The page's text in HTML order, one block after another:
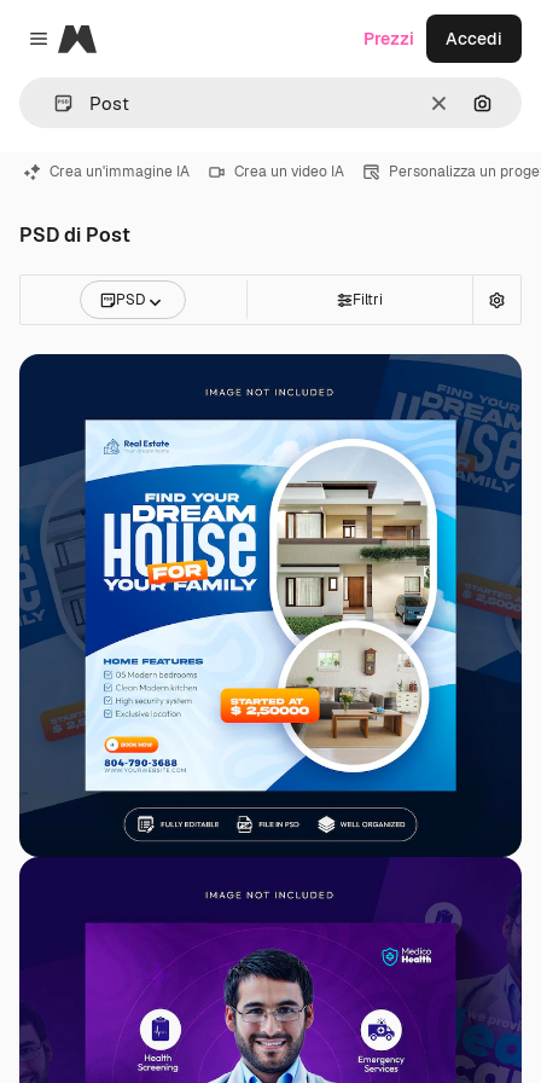
Close menu
Magnific
CancellaCerca
Prezzi Accedi
Crea un'immagine IA Crea un video IA Personalizza un
PSD di Post
PSD Filtri